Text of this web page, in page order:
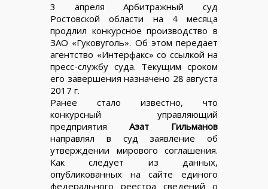
3 апреля Арбитражный суд
Ростовской области на 4 месяца
продлил конкурсное производство в
ЗАО «Гуковуголь». Об этом передает
агентство «Интерфакс» со ссылкой на
пресс-службу суда. Текущим сроком
его завершения назначено 28 августа
2017 г.
Ранее стало известно, что
конкурсный управляющий
предприятия Азат Гильманов
направлял в суд заявление об
утверждении мирового соглашения.
Как следует из данных,
опубликованных на сайте единого
федерального реестра сведений о